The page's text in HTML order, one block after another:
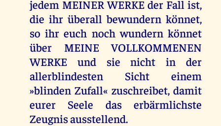
jedem MEINER WERKE der Fall ist,
die ihr überall bewundern könnet,
so ihr euch noch wundern könnet
über MEINE VOLLKOMMENEN
WERKE und sie nicht in der
allerblindesten Sicht einem
»blinden Zufall« zuschreibet, damit
eurer Seele das erbärmlichste
Zeugnis ausstellend.